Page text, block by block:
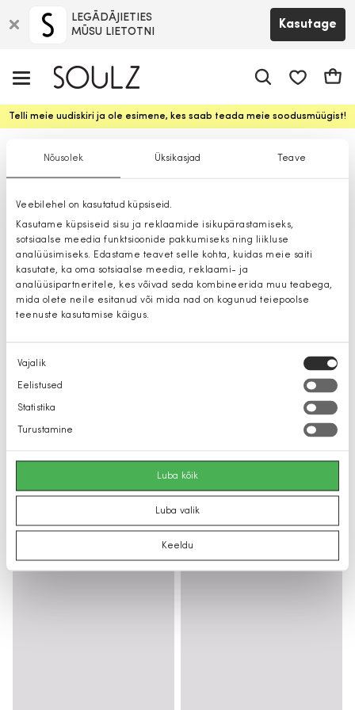
Nõusolek Üksikasjad Teave
Veebilehel on kasutatud küpsiseid.
Kasutame küpsiseid sisu ja reklaamide isikupärastamiseks,
sotsiaalse meedia funktsioonide pakkumiseks ning liikluse
analüüsimiseks. Edastame teavet selle kohta, kuidas meie saiti
kasutate, ka oma sotsiaalse meedia, reklaami- ja
analüüsipartneritele, kes võivad seda kombineerida muu teabega,
mida olete neile esitanud või mida nad on kogunud teiepoolse
teenuste kasutamise käigus.
Nõusoleku
valik
Vajalik
Eelistused
Statistika
Turustamine
Luba kõik
Luba valik
Keeldu
LEGĀDĀJIETIES
MŪSU LIETOTNI
Kasutage
Telli meie uudiskiri ja ole esimene, kes saab teada meie soodusmüügist!
Kleidid